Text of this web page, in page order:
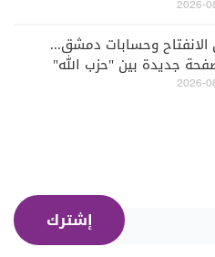
الانفتاح وحسابات دمشق...
جديدة بين "حزب الله"
إشترك